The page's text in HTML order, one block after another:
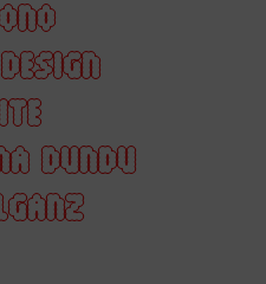
DESIGN
DUNDU